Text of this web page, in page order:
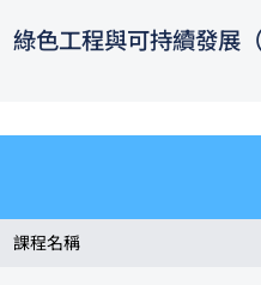
綠色工程與可持續發展
課程名稱